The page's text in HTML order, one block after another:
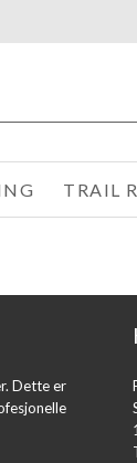
TRAIL
Dette er